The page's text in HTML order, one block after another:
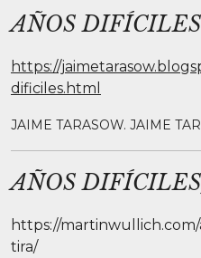
AÑOS DIFÍCILES
https://
dificiles.html
JAIME TARASOW. JAIME
AÑOS
https://
tira/